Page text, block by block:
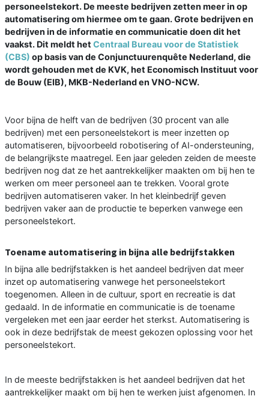
personeelstekort. De meeste bedrijven zetten meer in op
automatisering om hiermee om te gaan. Grote bedrijven en
bedrijven in de informatie en communicatie doen dit het
vaakst. Dit meldt het Centraal Bureau voor de Statistiek
(CBS) op basis van de Conjunctuurenquête Nederland, die
wordt gehouden met de KVK, het Economisch Instituut voor
de Bouw (EIB), MKB-Nederland en VNO-NCW.
Voor bijna de helft van de bedrijven (30 procent van alle
bedrijven) met een personeelstekort is meer inzetten op
automatiseren, bijvoorbeeld robotisering of AI-ondersteuning,
de belangrijkste maatregel. Een jaar geleden zeiden de meeste
bedrijven nog dat ze het aantrekkelijker maakten om bij hen te
werken om meer personeel aan te trekken. Vooral grote
bedrijven automatiseren vaker. In het kleinbedrijf geven
bedrijven vaker aan de productie te beperken vanwege een
personeelstekort.
Toename automatisering in bijna alle bedrijfstakken
In bijna alle bedrijfstakken is het aandeel bedrijven dat meer
inzet op automatisering vanwege het personeelstekort
toegenomen. Alleen in de cultuur, sport en recreatie is dat
gedaald. In de informatie en communicatie is de toename
vergeleken met een jaar eerder het sterkst. Automatisering is
ook in deze bedrijfstak de meest gekozen oplossing voor het
personeelstekort.
In de meeste bedrijfstakken is het aandeel bedrijven dat het
aantrekkelijker maakt om bij hen te werken juist afgenomen. In